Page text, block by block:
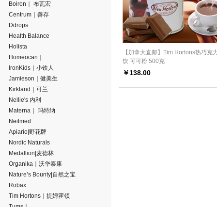
【加拿大直邮】Tim Hortons热巧克
饮 可可粉 500克
￥138.00
Boiron｜ 布瓦宏
Centrum｜善存
Ddrops
Health Balance
Holista
Homeocan｜
IronKids｜小铁人
Jamieson｜健美生
Kirkland｜可兰
Nellie's 内利
Materna｜ 玛特纳
Neilmed
Apiario|野花牌
Nordic Naturals
Medallion|麦德林
Organika｜沃华泰康
Nature’s Bounty|自然之宝
Robax
Tim Hortons｜提姆霍顿